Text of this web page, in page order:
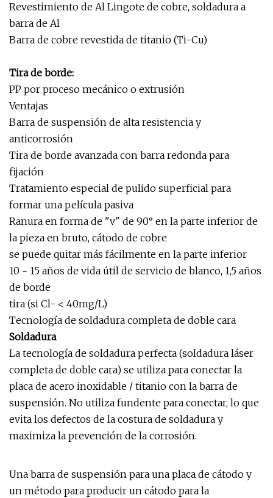
Revestimiento de Al Lingote de cobre, soldadura a
barra de Al
Barra de cobre revestida de titanio (Ti-Cu)
Tira de borde:
PP por proceso mecánico o extrusión
Ventajas
Barra de suspensión de alta resistencia y
anticorrosión
Tira de borde avanzada con barra redonda para
fijación
Tratamiento especial de pulido superficial para
formar una película pasiva
Ranura en forma de "v" de 90° en la parte inferior de
la pieza en bruto, cátodo de cobre
se puede quitar más fácilmente en la parte inferior
10 ~ 15 años de vida útil de servicio de blanco, 1,5 años
de borde
tira (si Cl- < 40mg/L)
Tecnología de soldadura completa de doble cara
Soldadura
La tecnología de soldadura perfecta (soldadura láser
completa de doble cara) se utiliza para conectar la
placa de acero inoxidable / titanio con la barra de
suspensión. No utiliza fundente para conectar, lo que
evita los defectos de la costura de soldadura y
maximiza la prevención de la corrosión.
Una barra de suspensión para una placa de cátodo y
un método para producir un cátodo para la